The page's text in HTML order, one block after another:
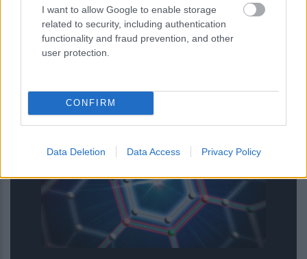
I want to allow Google to enable storage
related to security, including authentication
functionality and fraud prevention, and other
user protection.
CONFIRM
Data Deletion Data Access Privacy Policy
ΙΣΑ για έξαρση του ιού του Δυτικού
Νείλου στην Αττική: Ζητά άμεση
εντατικοποίηση των μέτρων κατά των
κουνουπιών